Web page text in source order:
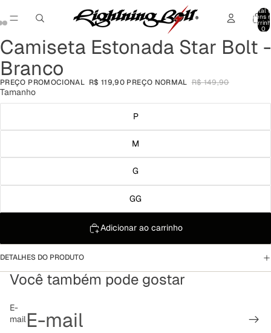
Total
itens
0
Abrir
imagem
em
tela
cheia
Abrir
imagem
em
tela
cheia
Abrir
imagem
em
tela
cheia
Camiseta Estonada Star Bolt -
Branco
PREÇO PROMOCIONAL R$ 119,90 PREÇO NORMAL R$ 149,90
Tamanho
P
M
G
GG
Adicionar ao carrinho
DETALHES DO PRODUTO
Você também pode gostar
E-
mail
Política de privacidade